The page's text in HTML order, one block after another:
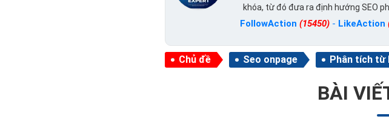
khóa, từ đó đưa ra định hướng SEO
FollowAction (15450) - LikeAction
Chủ đề Seo onpage Phân tích từ
BÀI